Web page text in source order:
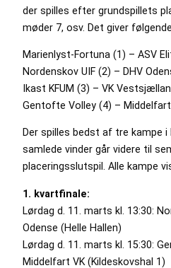
der spilles efter grundspillets
møder 7, osv. Det giver
Marienlyst-Fortuna (1) – ASV
Nordenskov UIF (2) – DHV
Ikast KFUM (3) – VK
Gentofte Volley (4) – Middelfart
Der spilles bedst af tre kampe i
samlede vinder går videre til
placeringsslutspil. Alle kampe
1. kvartfinale:
Lørdag d. 11. marts kl. 13:30:
Odense (Helle Hallen)
Lørdag d. 11. marts kl. 15:30:
Middelfart VK (Kildeskovshal 1)